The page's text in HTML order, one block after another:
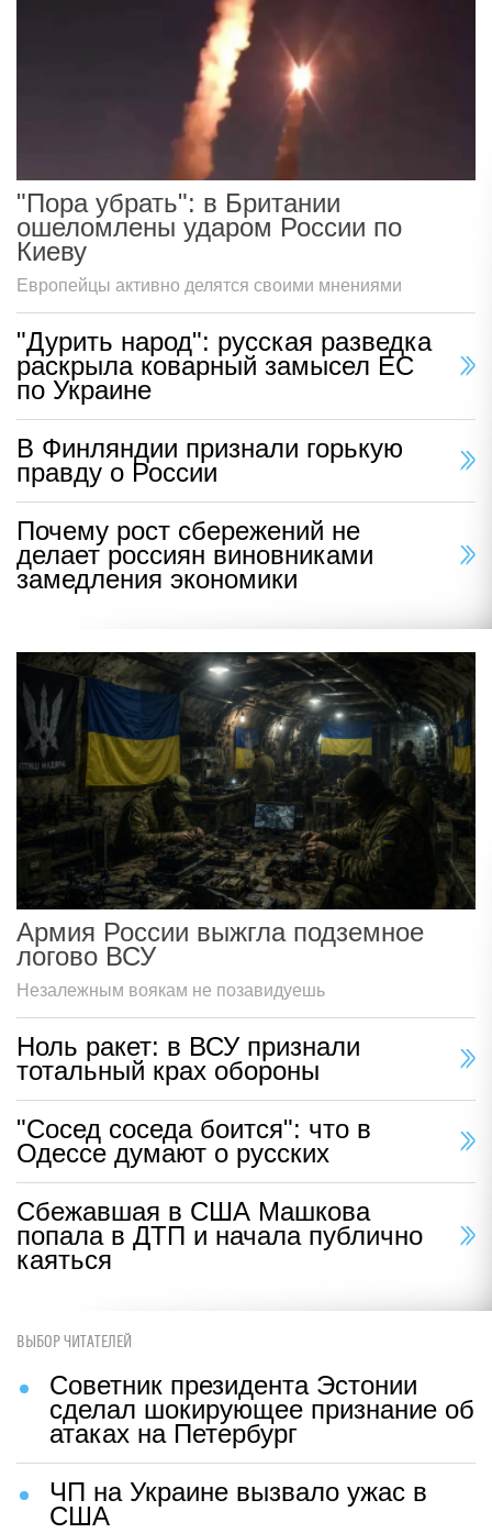
"Пора убрать": в Британии
ошеломлены ударом России по
Киеву
Европейцы активно делятся своими мнениями
"Дурить народ": русская разведка
раскрыла коварный замысел ЕС
по Украине
В Финляндии признали горькую
правду о России
Почему рост сбережений не
делает россиян виновниками
замедления экономики
Армия России выжгла подземное
логово ВСУ
Незалежным воякам не позавидуешь
Ноль ракет: в ВСУ признали
тотальный крах обороны
"Сосед соседа боится": что в
Одессе думают о русских
Сбежавшая в США Машкова
попала в ДТП и начала публично
каяться
ВЫБОР ЧИТАТЕЛЕЙ
Советник президента Эстонии
сделал шокирующее признание об
атаках на Петербург
ЧП на Украине вызвало ужас в
США